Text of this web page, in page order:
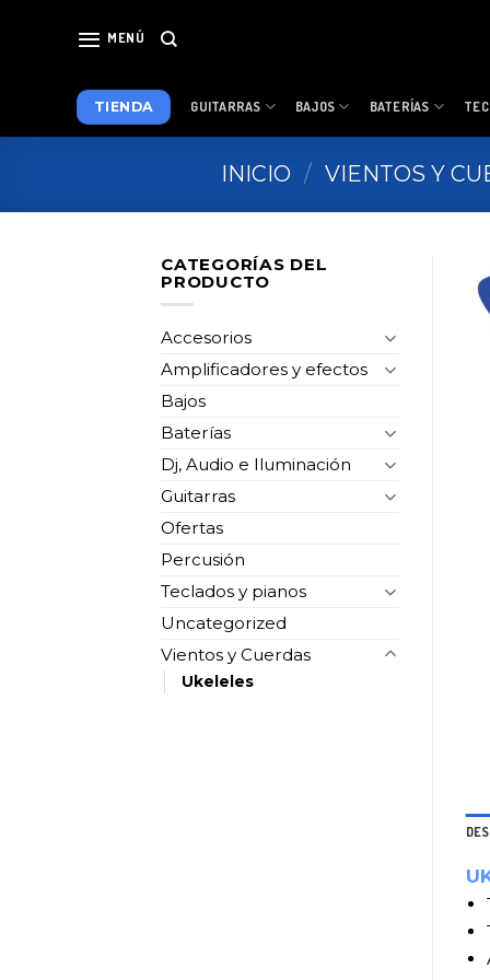
MENÚ
TIENDA GUITARRAS BAJOS BATERÍAS
INICIO / VIENTOS Y
CATEGORÍAS DEL
PRODUCTO
Accesorios
Amplificadores y efectos
Bajos
Baterías
Dj, Audio e Iluminación
Guitarras
Ofertas
Percusión
Teclados y pianos
Uncategorized
Vientos y Cuerdas
Ukeleles